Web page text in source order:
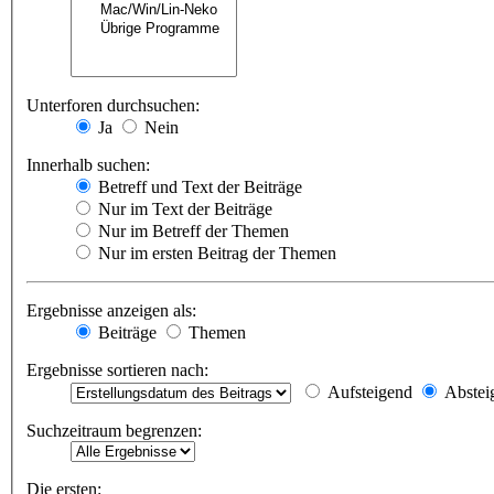
Unterforen durchsuchen:
Ja
Nein
Innerhalb suchen:
Betreff und Text der Beiträge
Nur im Text der Beiträge
Nur im Betreff der Themen
Nur im ersten Beitrag der Themen
Ergebnisse anzeigen als:
Beiträge
Themen
Ergebnisse sortieren nach:
Aufsteigend
Suchzeitraum begrenzen:
Die ersten: